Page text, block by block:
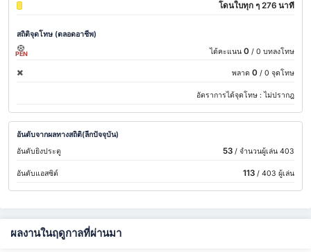
โดนใบทุก ๆ 276 นาที
สถิติจุดโทษ (ตลอดอาชีพ)
PEN ได้คะแนน 0 / 0 บทลงโทษ
พลาด 0 / 0 จุดโทษ
อัตราการได้จุดโทษ :ไม่ปรากฎ
อันดับจากผลทางสถิติ(ลีกปัจจุบัน)
อันดับยิงประตู
53/ จำนวนผู้เล่น 403
อันดับแอสซิต์ 113/ 403 ผู้เล่น
ผลงานในฤดูกาลที่ผ่านมา